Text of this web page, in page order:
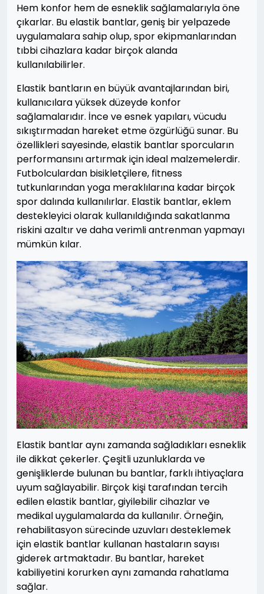
Hem konfor hem de esneklik sağlamalarıyla öne
çıkarlar. Bu elastik bantlar, geniş bir yelpazede
uygulamalara sahip olup, spor ekipmanlarından
tıbbi cihazlara kadar birçok alanda
kullanılabilirler.
Elastik bantların en büyük avantajlarından biri,
kullanıcılara yüksek düzeyde konfor
sağlamalarıdır. İnce ve esnek yapıları, vücudu
sıkıştırmadan hareket etme özgürlüğü sunar. Bu
özellikleri sayesinde, elastik bantlar sporcuların
performansını artırmak için ideal malzemelerdir.
Futbolculardan bisikletçilere, fitness
tutkunlarından yoga meraklılarına kadar birçok
spor dalında kullanılırlar. Elastik bantlar, eklem
destekleyici olarak kullanıldığında sakatlanma
riskini azaltır ve daha verimli antrenman yapmayı
mümkün kılar.
Elastik bantlar aynı zamanda sağladıkları esneklik
ile dikkat çekerler. Çeşitli uzunluklarda ve
genişliklerde bulunan bu bantlar, farklı ihtiyaçlara
uyum sağlayabilir. Birçok kişi tarafından tercih
edilen elastik bantlar, giyilebilir cihazlar ve
medikal uygulamalarda da kullanılır. Örneğin,
rehabilitasyon sürecinde uzuvları desteklemek
için elastik bantlar kullanan hastaların sayısı
giderek artmaktadır. Bu bantlar, hareket
kabiliyetini korurken aynı zamanda rahatlama
sağlar.